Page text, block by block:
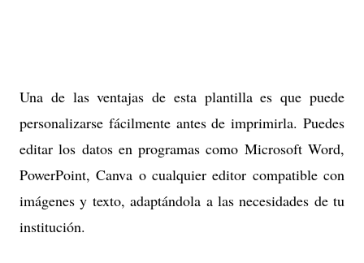
Una de las ventajas de esta plantilla es que puede
personalizarse fácilmente antes de imprimirla. Puedes
editar los datos en programas como Microsoft Word,
PowerPoint, Canva o cualquier editor compatible con
imágenes y texto, adaptándola a las necesidades de tu
institución.